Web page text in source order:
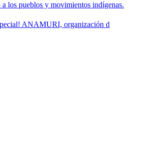
los pueblos y movimientos indígenas.
ANAMURI, organización d